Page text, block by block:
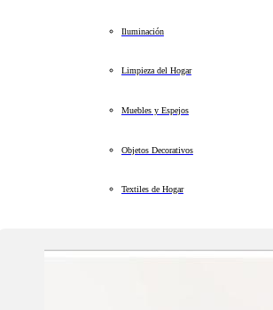
Iluminación
Limpieza del Hogar
Muebles y Espejos
Objetos Decorativos
Textiles de Hogar